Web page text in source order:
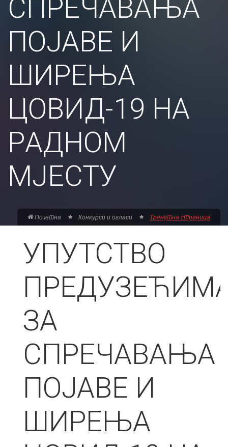
СПРEЧAВAЊA
ПOJAВE И
ШИРEЊA
ЦOВИД-19 НA
РAДНOМ
МJEСТУ
Почетна Конкурси и огласи Тренутна страница
УПУТСТВO
ЗA
СПРEЧAВAЊA
ПOJAВE И
ШИРEЊA